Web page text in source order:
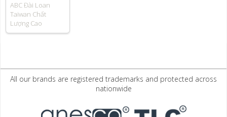
ABC Đài Loan
Taiwan Chất
Lượng Cao
All our brands are registered trademarks and protected across
nationwide